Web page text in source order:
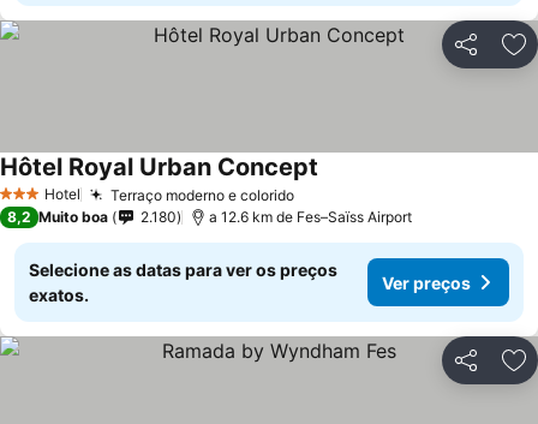
Partilhar
3 EstrelasHotel Terraço moderno e coloridoVer preços
Hôtel Royal Urban Concept
8,2 Muito boa 2.180 a 12.6 km de Fes–Saïss Airport
Selecione as datas para ver os preços
exatos.
Ver preços
Partilhar